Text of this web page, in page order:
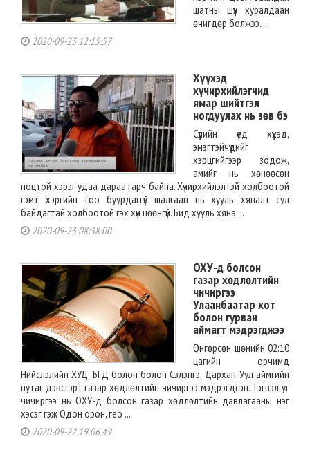
шатны шүүх хуралдаан
өчигдөр болжээ. ...
2020-09-23 12:15:57
Хүүхэд
хүчирхийлэгчид
ямар шийтгэл
ногдуулах нь зөв бэ
Сүүлийн үед хүүхэд,
эмэгтэйчүүдийг
хэрцгийгээр зодож,
амийг нь хөнөөсөн
ноцтой хэрэг удаа дараа гарч байна. Хүчирхийлэлтэй холбоотой
гэмт хэргийн тоо буурдаггүй шалгаан нь хууль хяналт сул
байдагтай холбоотой гэх хүн цөөнгүй. Бид хууль хяна ...
2020-09-23 08:38:00
ОХУ-д болсон
газар хөдлөлтийн
чичиргээ
Улаанбаатар хот
болон гурван
аймагт мэдрэгджээ
Өнгөрсөн шөнийн 02:10
цагийн орчимд
Нийслэлийн ХУД, БГД болон болон Сэлэнгэ, Дархан-Уул аймгийн
нутаг дэвсгэрт газар хөдлөлтийн чичиргээ мэдрэгдсэн. Тэгвэл уг
чичиргээ нь ОХУ-д болсон газар хөдлөлтийн давлагааны нэг
хэсэг гэж Одон орон, гео ...
2020-09-22 19:06:49